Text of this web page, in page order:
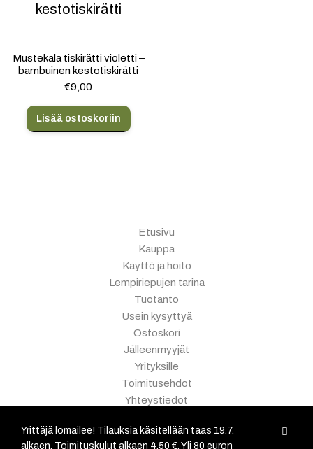
Mustekala tiskirätti violetti –
bambuinen kestotiskirätti
€9,00
Lisää ostoskoriin
Etusivu
Kauppa
Käyttö ja hoito
Lempiriepujen tarina
Tuotanto
Usein kysyttyä
Ostoskori
Jälleenmyyjät
Yrityksille
Toimitusehdot
Yhteystiedot
Yrittäjä lomailee! Tilauksia käsitellään taas 19.7.
alkaen. Toimituskulut alkaen 4,50 €. Yli 80 euron